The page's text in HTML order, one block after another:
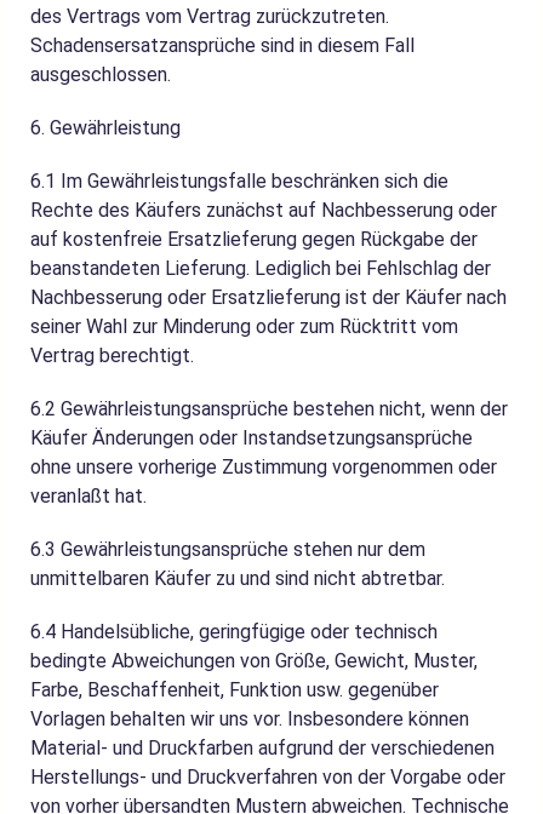
des Vertrags vom Vertrag zurückzutreten.
Schadensersatzansprüche sind in diesem Fall
ausgeschlossen.
6. Gewährleistung
6.1 Im Gewährleistungsfalle beschränken sich die
Rechte des Käufers zunächst auf Nachbesserung oder
auf kostenfreie Ersatzlieferung gegen Rückgabe der
beanstandeten Lieferung. Lediglich bei Fehlschlag der
Nachbesserung oder Ersatzlieferung ist der Käufer nach
seiner Wahl zur Minderung oder zum Rücktritt vom
Vertrag berechtigt.
6.2 Gewährleistungsansprüche bestehen nicht, wenn der
Käufer Änderungen oder Instandsetzungsansprüche
ohne unsere vorherige Zustimmung vorgenommen oder
veranlaßt hat.
6.3 Gewährleistungsansprüche stehen nur dem
unmittelbaren Käufer zu und sind nicht abtretbar.
6.4 Handelsübliche, geringfügige oder technisch
bedingte Abweichungen von Größe, Gewicht, Muster,
Farbe, Beschaffenheit, Funktion usw. gegenüber
Vorlagen behalten wir uns vor. Insbesondere können
Material- und Druckfarben aufgrund der verschiedenen
Herstellungs- und Druckverfahren von der Vorgabe oder
von vorher übersandten Mustern abweichen. Technische